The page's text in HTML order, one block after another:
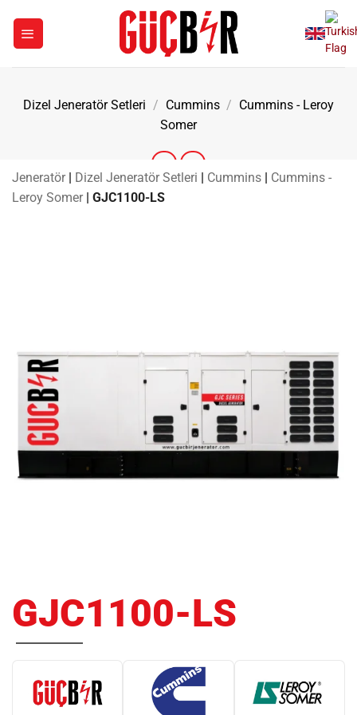
Dizel Jeneratör Setleri / Cummins / Cummins - Leroy
Somer
Jeneratör | Dizel Jeneratör Setleri | Cummins | Cummins -
Leroy Somer | GJC1100-LS
GJC1100-LS